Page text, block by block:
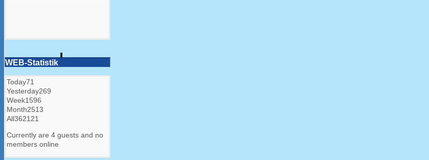
WEB-Statistik
Today71
Yesterday269
Week1596
Month2513
All362121
Currently are 4 guests and no
members online